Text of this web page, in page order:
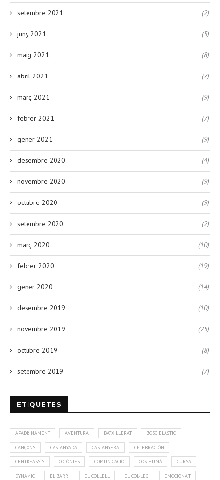
setembre 2021 (2)
juny 2021 (5)
maig 2021 (8)
abril 2021 (7)
març 2021 (9)
febrer 2021 (7)
gener 2021 (9)
desembre 2020 (4)
novembre 2020 (9)
octubre 2020 (9)
setembre 2020 (2)
març 2020 (10)
febrer 2020 (19)
gener 2020 (14)
desembre 2019 (10)
novembre 2019 (25)
octubre 2019 (8)
setembre 2019 (7)
ETIQUETES
APADRINAMENT AVENTURA BATXILLERAT BOSC ELÀSTIC
CANÇONS CASTANYADA CASTANYERA CELEBRACIÓN
CENTREASSÍS COLÒNIES COMUNICACIÓ COS HUMÀ CURSA
DYNAMIC EL BARRI EL COLLELL EL COL·LEGI EMOCIONA'T